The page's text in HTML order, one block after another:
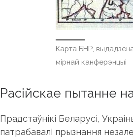
Карта БНР,
мірнай канферэнцыі
Расійскае пытанне
Прадстаўнікі Беларусі,
патрабавалі прызнання